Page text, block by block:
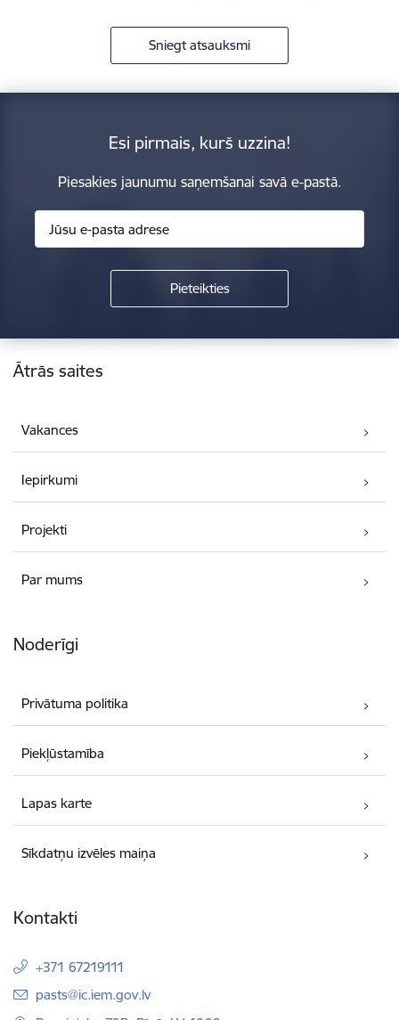
Sniegt atsauksmi
Esi pirmais, kurš uzzina!
Piesakies jaunumu saņemšanai savā e-pastā.
Kājene
Ātrās saites
Vakances
Iepirkumi
Projekti
Par mums
Noderīgi
Privātuma politika
Piekļūstamība
Lapas karte
Sīkdatņu izvēles maiņa
Kontakti
+371 67219111
E-pasts:
pasts@ic.iem.gov.lv